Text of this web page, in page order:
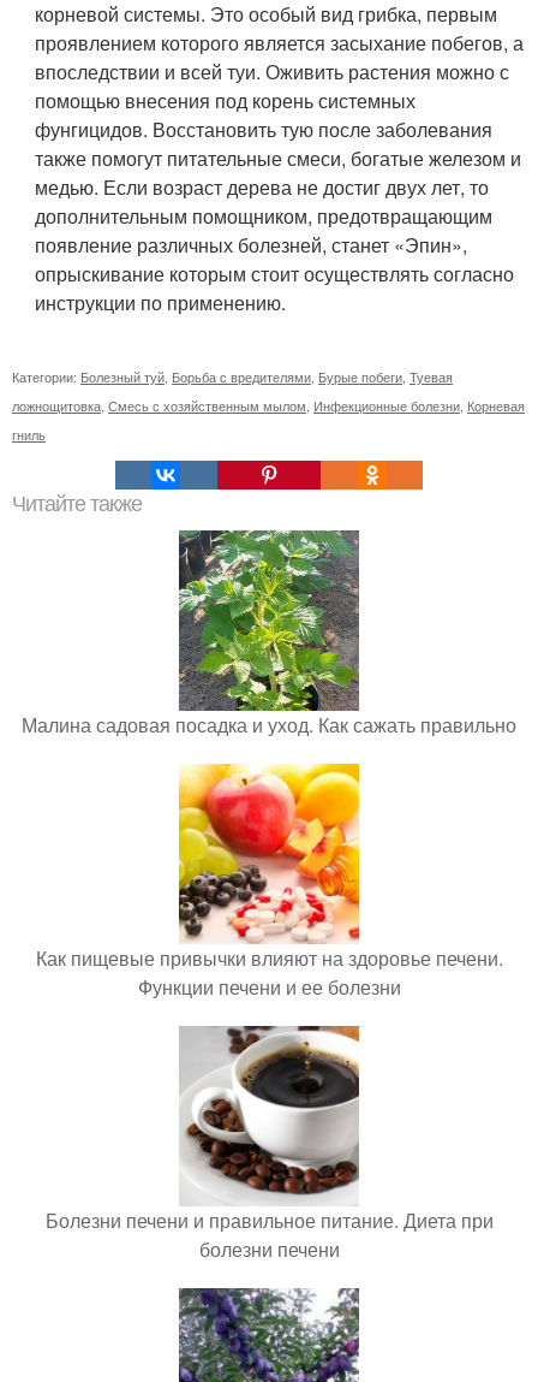
корневой системы. Это особый вид грибка, первым
проявлением которого является засыхание побегов, а
впоследствии и всей туи. Оживить растения можно с
помощью внесения под корень системных
фунгицидов. Восстановить тую после заболевания
также помогут питательные смеси, богатые железом и
медью. Если возраст дерева не достиг двух лет, то
дополнительным помощником, предотвращающим
появление различных болезней, станет «Эпин»,
опрыскивание которым стоит осуществлять согласно
инструкции по применению.
Категории: Болезный туй, Борьба с вредителями, Бурые побеги, Туевая
ложнощитовка, Смесь с хозяйственным мылом, Инфекционные болезни, Корневая
гниль
Читайте также
Малина садовая посадка и уход. Как сажать правильно
Как пищевые привычки влияют на здоровье печени.
Функции печени и ее болезни
Болезни печени и правильное питание. Диета при
болезни печени